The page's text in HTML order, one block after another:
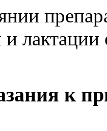
лактации
к